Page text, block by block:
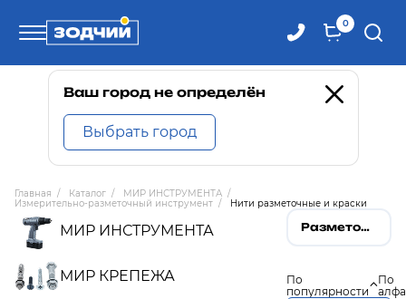
0
Телефоны
8 800 100-71-71
8 (4242) 30-00-27
8 (4242) 30-00-72
Ваш город не определён
Выбрать город
Главная / Каталог / МИР ИНСТРУМЕНТА /
Измерительно-разметочный инструмент / Нити разметочные и краски
МИР ИНСТРУМЕНТА
МИР КРЕПЕЖА
Разметочные нити, краска
По
популярности
По